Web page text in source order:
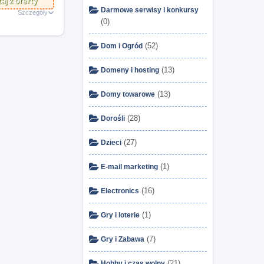
Szczegóły Darmowe serwisy i konkursy
(0)
Dom i Ogród (52)
Domeny i hosting (13)
Domy towarowe (13)
Dorośli (28)
Dzieci (27)
E-mail marketing (1)
Electronics (16)
Gry i loterie (1)
Gry i Zabawa (7)